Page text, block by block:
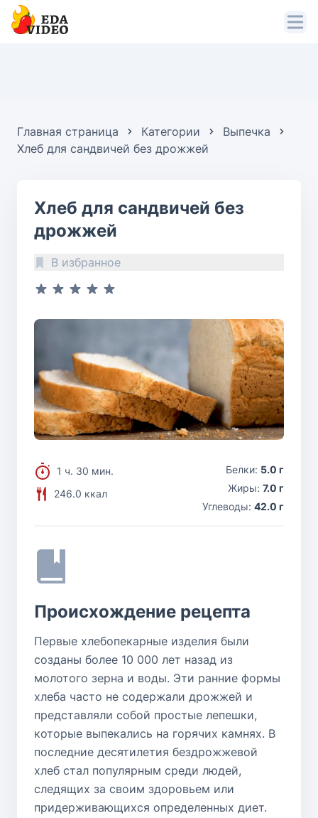
Главная страница Категории
Выпечка
Хлеб для сандвичей без дрожжей
Хлеб для сандвичей без
дрожжей
В избранное
1 ч. 30 мин.
246.0 ккал
Белки: 5.0 г
Жиры: 7.0 г
Углеводы: 42.0 г
Происхождение рецепта
Первые хлебопекарные изделия были
созданы более 10 000 лет назад из
молотого зерна и воды. Эти ранние формы
хлеба часто не содержали дрожжей и
представляли собой простые лепешки,
которые выпекались на горячих камнях. В
последние десятилетия бездрожжевой
хлеб стал популярным среди людей,
следящих за своим здоровьем или
придерживающихся определенных диет.